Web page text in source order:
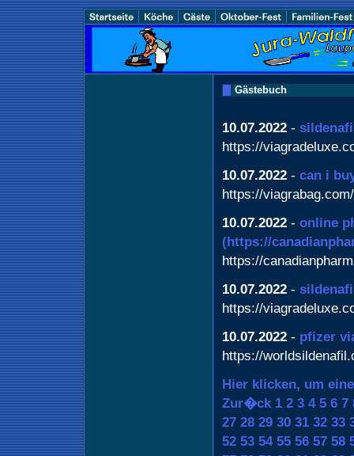
Gästebuch
10.07.2022 -
https://
10.07.2022 - can i
https://viagrabag.com/
10.07.2022 - online
(https://
https://
10.07.2022 -
https://
10.07.2022 - pfizer
https://
Hier klicken, um
Zur�ck 1 2 3 4 5 6 7
27 28 29 30 31 32 33
52 53 54 55 56 57 58